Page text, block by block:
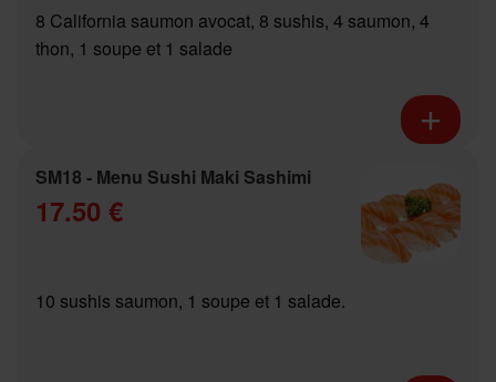
8 California saumon avocat, 8 sushis, 4 saumon, 4
thon, 1 soupe et 1 salade
SM18 - Menu Sushi Maki Sashimi
17.50 €
10 sushis saumon, 1 soupe et 1 salade.